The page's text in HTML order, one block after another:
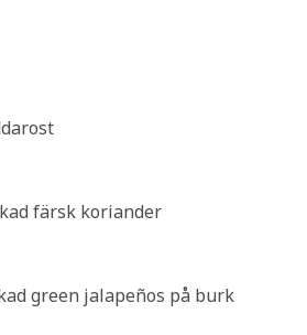
färsk koriander
green jalapeños på burk